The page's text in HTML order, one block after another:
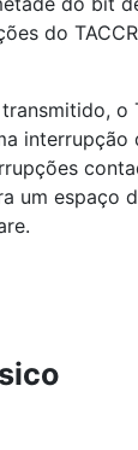
do
o
interrupção
um espaço